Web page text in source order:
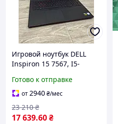
Игровой ноутбук DELL
Inspiron 15 7567, I5-
+ HDD 500 + Nvidia
GeForce GTX 1050Ti б/у
Готово к отправке
от2940₴/мес
17 639.60₴
23 210 ₴